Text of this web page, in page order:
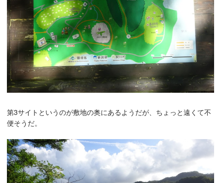
第3サイトというのが敷地の奥にあるようだが、ちょっと遠くて不
便そうだ。